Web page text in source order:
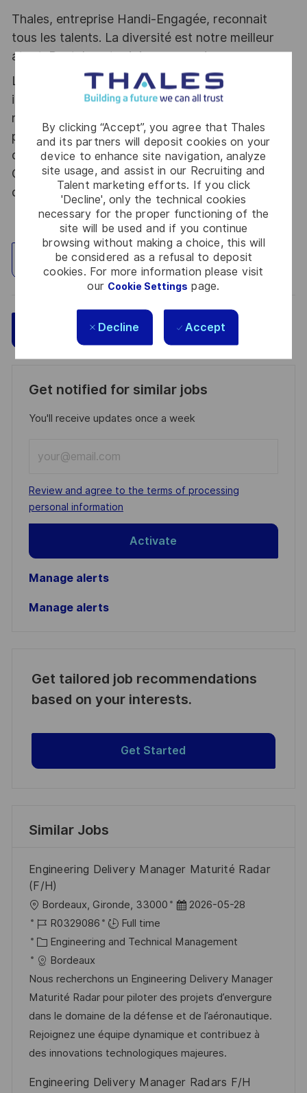
By clicking “Accept”, you agree that Thales
and its partners will deposit cookies on your
device to enhance site navigation, analyze
site usage, and assist in our Recruiting and
Talent marketing efforts. If you click
'Decline', only the technical cookies
necessary for the proper functioning of the
site will be used and if you continue
browsing without making a choice, this will
be considered as a refusal to deposit
cookies. For more information please visit
our Cookie Settings page.
Decline Accept
Thales, entreprise Handi-Engagée, reconnait
tous les talents. La diversité est notre meilleur
atout. Postulez et rejoignez nous !
Le poste pouvant nécessiter d'accéder à des
informations relevant du secret de la défense
nationale, la personne retenue fera l'objet d'une
procédure d’habilitation, conformément aux
dispositions des articles R.2311-1 et suivants du
Code de la défense et de l’IGI 1300 SGDSN/PSE
du 09 août 2021.
Explore Location
Save
Get notified for similar jobs
You'll receive updates once a week
Email
address
(Required)
Required
Review and agree to the terms of processing
personal information
Activate
Manage alerts
Manage alerts
Get tailored job recommendations
based on your interests.
Get Started
Similar Jobs
Engineering Delivery Manager Maturité Radar
(F/H)
L
o
c
a
t
i
o
n
Bordeaux, Gironde, 33000
P
s
e
d
D
a
t
2026-05-28
J
o
b
I
d
R0329086
Full time
C
a
t
e
g
o
r
Engineering and Technical Management
Bordeaux
Nous recherchons un Engineering Delivery Manager
Maturité Radar pour piloter des projets d’envergure
dans le domaine de la défense et de l’aéronautique.
Rejoignez une équipe dynamique et contribuez à
des innovations technologiques majeures.
Engineering Delivery Manager Radars F/H